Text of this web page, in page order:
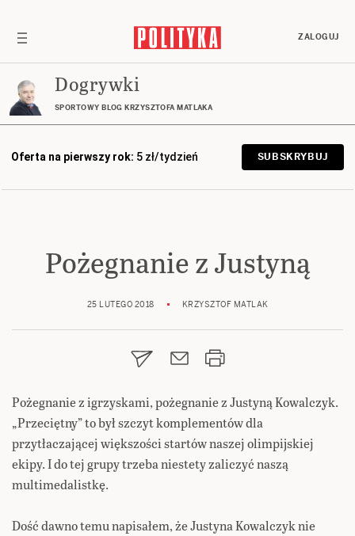
ZALOGUJ
Dogrywki
SPORTOWY BLOG KRZYSZTOFA MATLAKA
Oferta na pierwszy rok: 5 zł/tydzień SUBSKRYBUJ
Pożegnanie z Justyną
25 LUTEGO 2018 KRZYSZTOF MATLAK
Pożegnanie z igrzyskami, pożegnanie z Justyną Kowalczyk.
„Przeciętny” to był szczyt komplementów dla
przytłaczającej większości startów naszej olimpijskiej
ekipy. I do tej grupy trzeba niestety zaliczyć naszą
multimedalistkę.
Dość dawno temu napisałem, że Justyna Kowalczyk nie